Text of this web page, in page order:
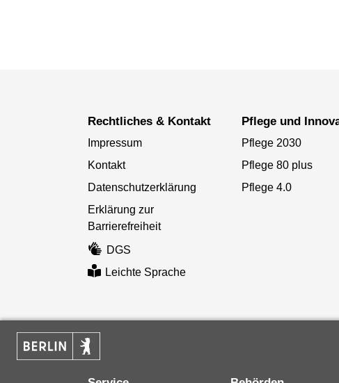
Rechtliches & Kontakt
Impressum
Kontakt
Datenschutzerklärung
Erklärung zur
Barrierefreiheit
DGS
Leichte Sprache
Pflege und
Pflege 2030
Pflege 80 plus
Pflege 4.0